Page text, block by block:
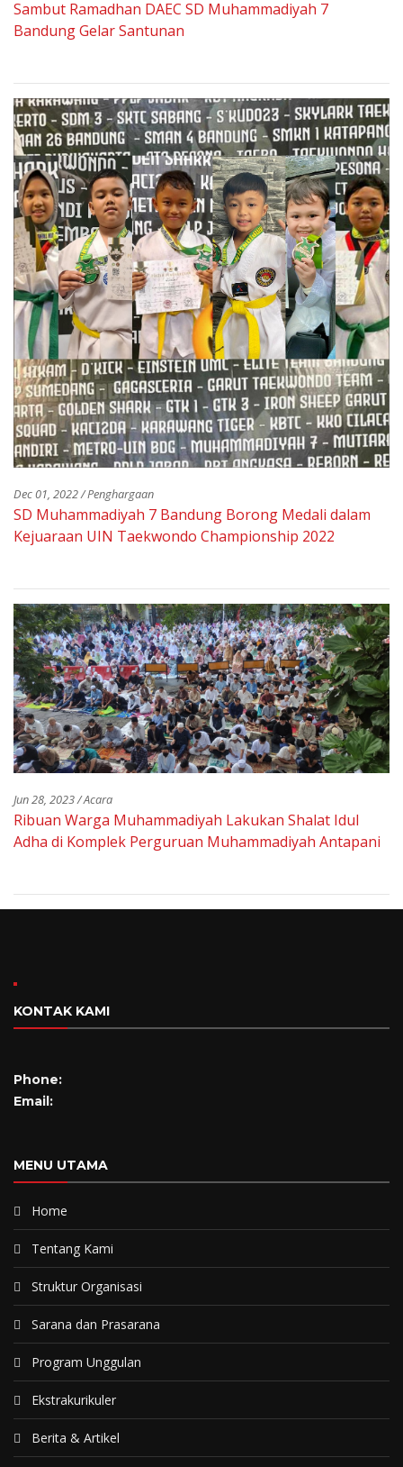
Sambut Ramadhan DAEC SD Muhammadiyah 7
Bandung Gelar Santunan
Dec 01, 2022 / Penghargaan
SD Muhammadiyah 7 Bandung Borong Medali dalam
Kejuaraan UIN Taekwondo Championship 2022
Jun 28, 2023 / Acara
Ribuan Warga Muhammadiyah Lakukan Shalat Idul
Adha di Komplek Perguruan Muhammadiyah Antapani
KONTAK KAMI
Phone:
Email:
MENU UTAMA
Home
Tentang Kami
Struktur Organisasi
Sarana dan Prasarana
Program Unggulan
Ekstrakurikuler
Berita & Artikel